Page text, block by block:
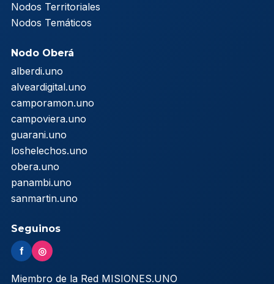
Nodos Territoriales
Nodos Temáticos
Nodo Oberá
alberdi.uno
alveardigital.uno
camporamon.uno
campoviera.uno
guarani.uno
loshelechos.uno
obera.uno
panambi.uno
sanmartin.uno
Seguinos
f ◎
Miembro de la Red MISIONES.UNO